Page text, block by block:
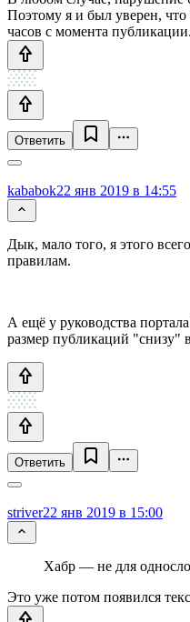
Поэтому я и был уверен, что
часов с момента публикации.
Ответить
kababok22 янв 2019 в 14:55
Дык, мало того, я этого
правилам.
А ещё у руководства
размер публикаций "снизу"
Ответить
striver22 янв 2019 в 15:00
Хабр — не для
Это уже потом появился